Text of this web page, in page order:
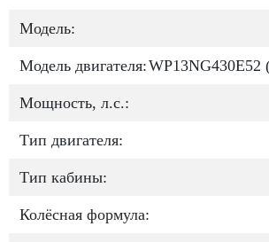
Модель:
Модель двигателя:
Мощность, л.с.:
Тип двигателя:
Тип кабины:
Колёсная формула: